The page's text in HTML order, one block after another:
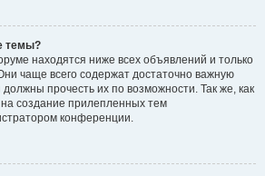
темы?
находятся ниже всех объявлений и только
чаще всего содержат достаточно важную
прочесть их по возможности. Так же, как
создание прилепленных тем
конференции.